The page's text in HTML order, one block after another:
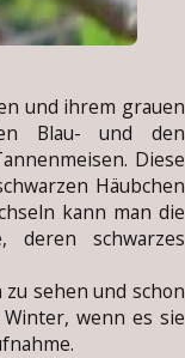
und ihrem grauen
Blau- und den
Diese
Häubchen
kann man die
deren schwarzes
sehen und schon
wenn es sie